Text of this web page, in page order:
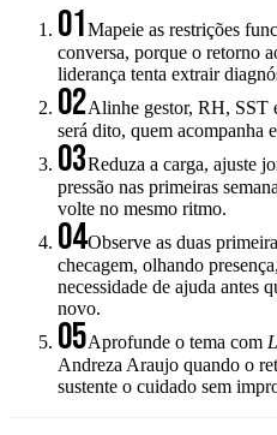
01Mapeie as restrições
conversa, porque o retorno
liderança tenta extrair
02Alinhe gestor, RH, SST
será dito, quem acompanha
03Reduza a carga, ajuste
pressão nas primeiras
volte no mesmo ritmo.
04Observe as duas
checagem, olhando
necessidade de ajuda antes
novo.
05Aprofunde o tema com
Andreza Araujo quando o
sustente o cuidado sem